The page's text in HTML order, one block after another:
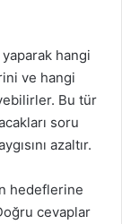
hangi
ve hangi
Bu tür
soru
azaltır.
hedeflerine
cevaplar